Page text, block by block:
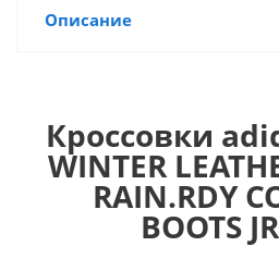
Описание
Кроссовки
WINTER
RAIN.RDY
BOOTS